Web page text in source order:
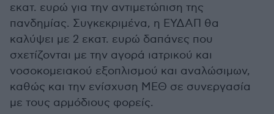
εκατ. ευρώ για την αντιμετώπιση της
πανδημίας. Συγκεκριμένα, η ΕΥΔΑΠ θα
καλύψει με 2 εκατ. ευρώ δαπάνες που
σχετίζονται με την αγορά ιατρικού και
νοσοκομειακού εξοπλισμού και αναλώσιμων,
καθώς και την ενίσχυση ΜΕΘ σε συνεργασία
με τους αρμόδιους φορείς.